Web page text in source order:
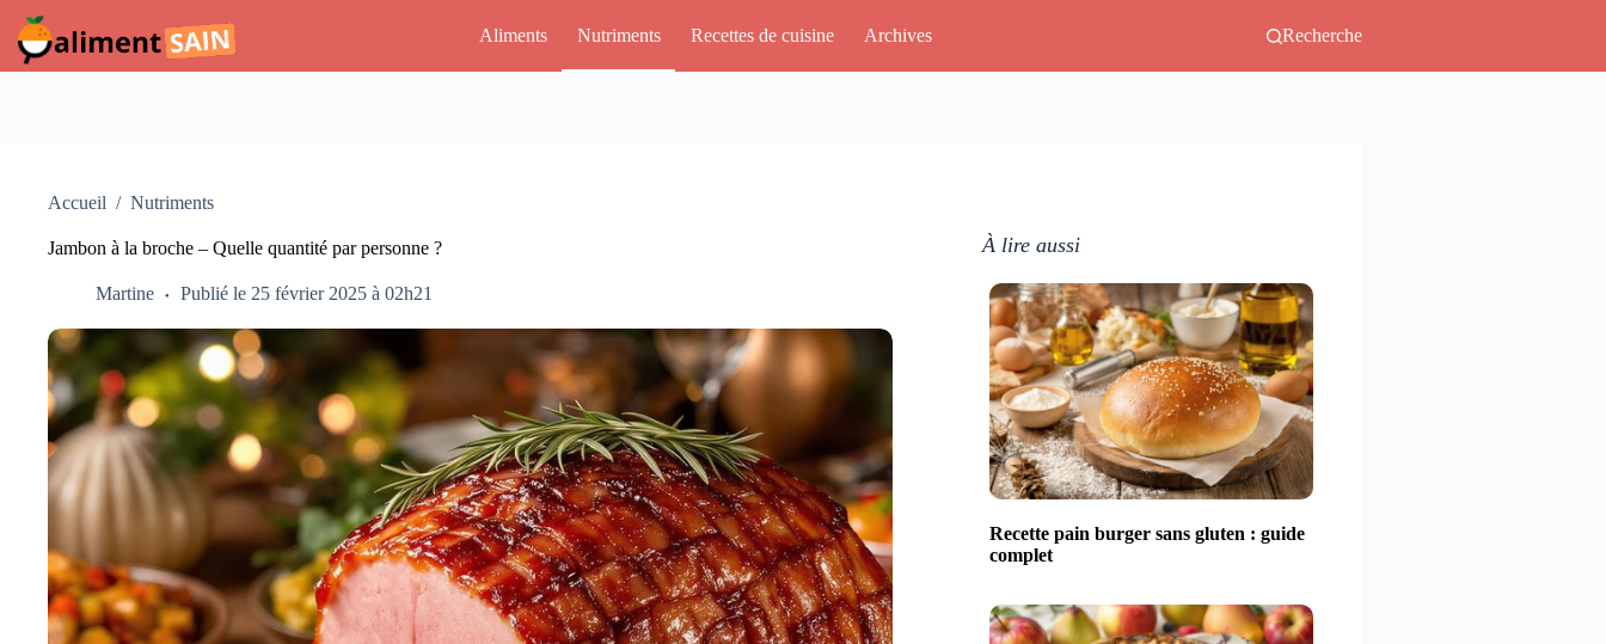
contenu
Aliments Nutriments Recettes de cuisine Archives Recherche
Accueil / Nutriments
Jambon à la broche – Quelle quantité par personne ?
Martine Publié le 25 février 2025 à 02h21
À lire aussi
Recette pain burger sans gluten : guide
complet